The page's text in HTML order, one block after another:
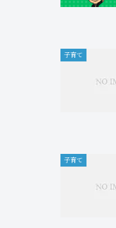
子育て
子育て